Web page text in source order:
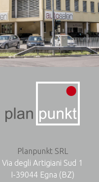
Planpunkt SRL
Via degli Artigiani Sud 1
I-39044 Egna (BZ)